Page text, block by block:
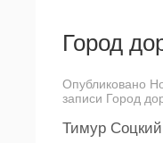
Город
Опубликовано
записи Город
Тимур Соцкий